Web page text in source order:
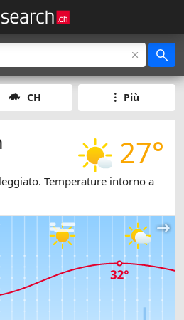
CH Più
27°
Temperature intorno a